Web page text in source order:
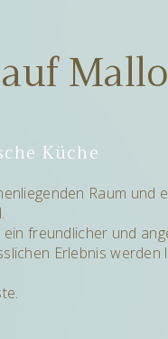
Küche
Raum und
freundlicher und
Erlebnis werden